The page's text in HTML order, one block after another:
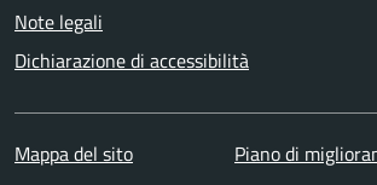
Note legali
Dichiarazione di accessibilità
Mappa del sito Piano di